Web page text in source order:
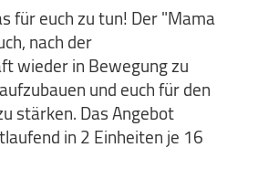
für euch zu tun! Der "Mama
nach der
wieder in Bewegung zu
und euch für den
stärken. Das Angebot
in 2 Einheiten je 16